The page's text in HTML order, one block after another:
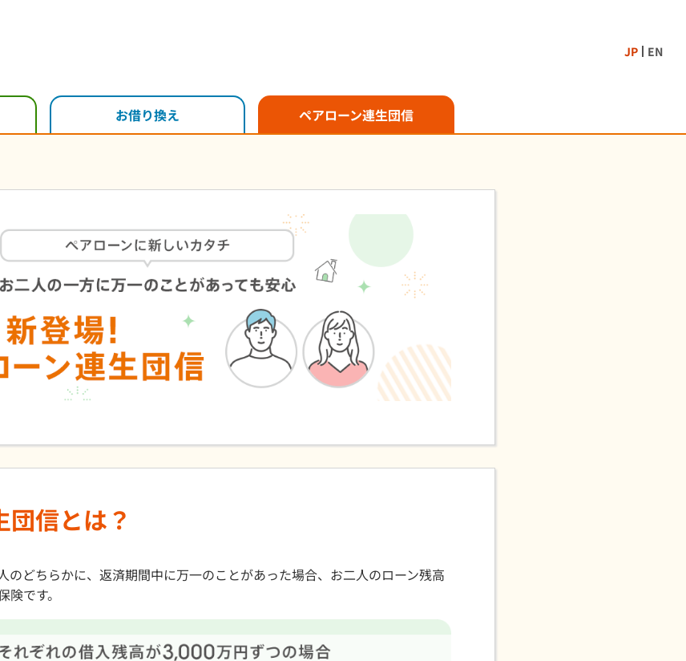
JP EN
お借り換え ペアローン連生団信
信とは？
のどちらかに、返済期間中に万一のことがあった場合、お二人のローン残高
です。